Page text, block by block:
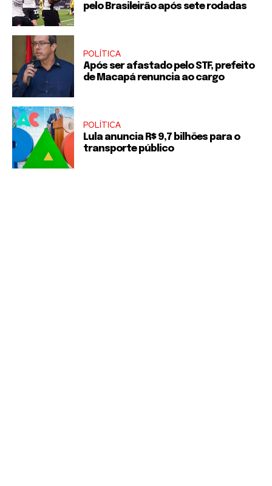
pelo Brasileirão após sete rodadas
POLÍTICA
Após ser afastado pelo STF, prefeito
de Macapá renuncia ao cargo
POLÍTICA
Lula anuncia R$ 9,7 bilhões para o
transporte público